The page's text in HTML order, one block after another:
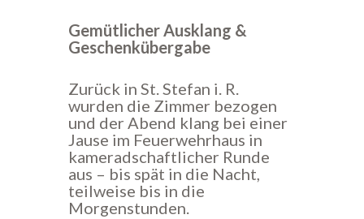
Gemütlicher Ausklang &
Geschenkübergabe
Zurück in St. Stefan i. R.
wurden die Zimmer bezogen
und der Abend klang bei einer
Jause im Feuerwehrhaus in
kameradschaftlicher Runde
aus – bis spät in die Nacht,
teilweise bis in die
Morgenstunden.